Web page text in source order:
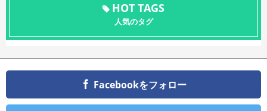
HOT TAGS
人気のタグ
Facebookをフォロー